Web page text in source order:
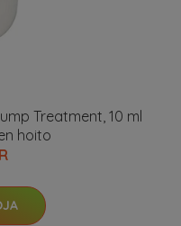
Treatment, 10 ml
hoito